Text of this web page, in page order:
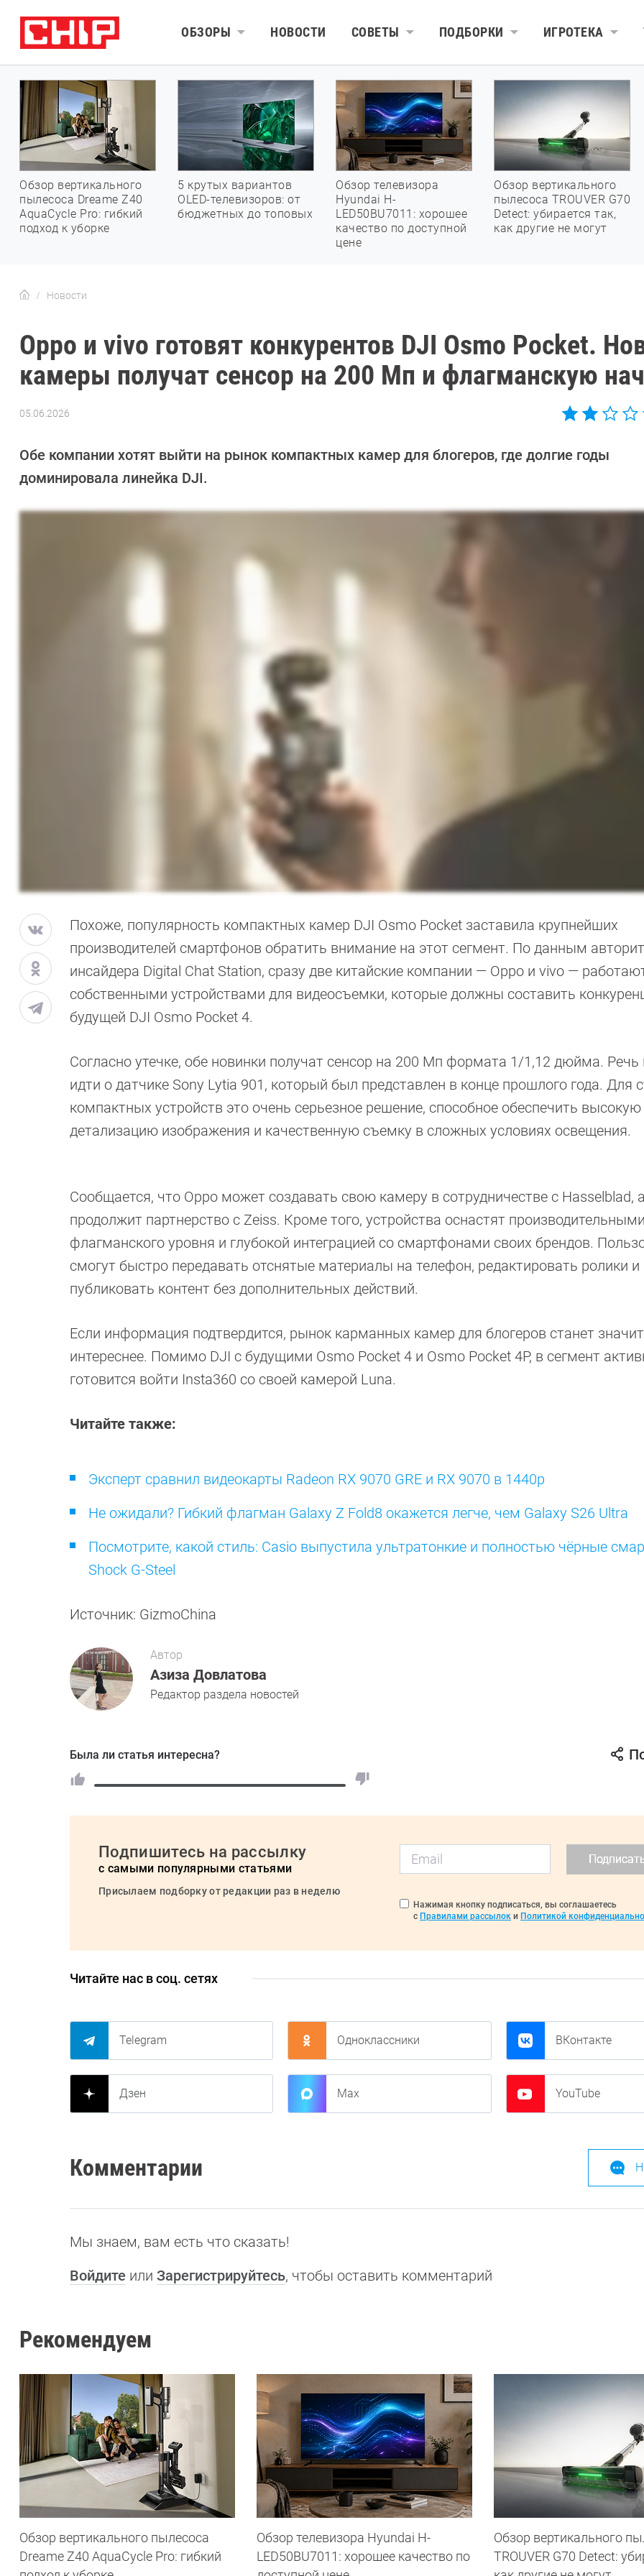
ОБЗОРЫ НОВОСТИ СОВЕТЫ ПОДБОРКИ ИГРОТЕКА
Обзор вертикального
пылесоса Dreame Z40
AquaCycle Pro: гибкий
подход к уборке
5 крутых вариантов
OLED-телевизоров: от
бюджетных до топовых
Обзор телевизора
Hyundai H-
LED50BU7011: хорошее
качество по доступной
цене
Обзор вертикального
пылесоса TROUVER G70
Detect: убирается так,
как другие не могут
Новости
Oppo и vivo готовят конкурентов DJI Osmo Pocket.
камеры получат сенсор на 200 Мп и флагманскую
05.06.2026
Довлатова
Обе компании хотят выйти на рынок компактных камер для блогеров, где долгие годы
доминировала линейка DJI.
Похоже, популярность компактных камер DJI Osmo Pocket заставила крупнейших
производителей смартфонов обратить внимание на этот сегмент. По данным
инсайдера Digital Chat Station, сразу две китайские компании — Oppo и vivo —
собственными устройствами для видеосъемки, которые должны составить
будущей DJI Osmo Pocket 4.
Согласно утечке, обе новинки получат сенсор на 200 Мп формата 1/1,12 дюйма.
идти о датчике Sony Lytia 901, который был представлен в конце прошлого года. Для
компактных устройств это очень серьезное решение, способное обеспечить высокую
детализацию изображения и качественную съемку в сложных условиях освещения.
Сообщается, что Oppo может создавать свою камеру в сотрудничестве с Hasselblad,
продолжит партнерство с Zeiss. Кроме того, устройства оснастят
флагманского уровня и глубокой интеграцией со смартфонами своих брендов.
смогут быстро передавать отснятые материалы на телефон, редактировать ролики и
публиковать контент без дополнительных действий.
Если информация подтвердится, рынок карманных камер для блогеров станет
интереснее. Помимо DJI с будущими Osmo Pocket 4 и Osmo Pocket 4P, в сегмент
готовится войти Insta360 со своей камерой Luna.
Читайте также:
Эксперт сравнил видеокарты Radeon RX 9070 GRE и RX 9070 в 1440p
Не ожидали? Гибкий флагман Galaxy Z Fold8 окажется легче, чем Galaxy S26 Ultra
Посмотрите, какой стиль: Casio выпустила ультратонкие и полностью чёрные
Shock G-Steel
Источник: GizmoChina
Автор
Азиза Довлатова
Редактор раздела новостей
Была ли статья интересна?
Подпишитесь на рассылку
с самыми популярными статьями
Присылаем подборку от редакции раз в неделю
Нажимая кнопку подписаться, вы соглашаетесь
с Правилами рассылок и Политикой
Читайте нас в соц. сетях
Telegram Одноклассники ВКонтакте
Дзен Max YouTube
Комментарии
Мы знаем, вам есть что сказать!
Войдите или Зарегистрируйтесь, чтобы оставить комментарий
Рекомендуем
Обзор вертикального пылесоса
Dreame Z40 AquaCycle Pro: гибкий
Обзор телевизора Hyundai H-
LED50BU7011: хорошее качество по
Обзор вертикального
TROUVER G70 Detect: